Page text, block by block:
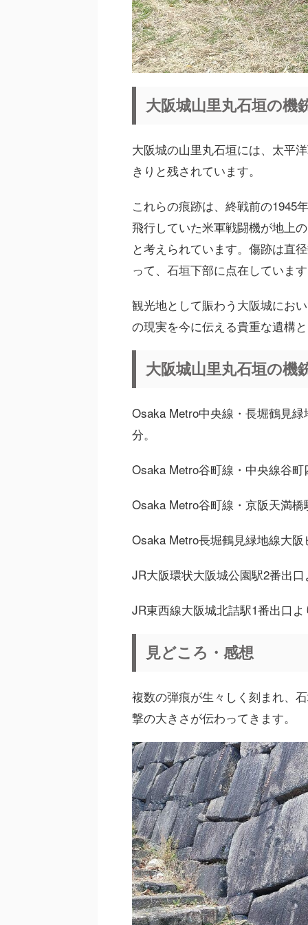
大阪城山里丸石垣の機
大阪城の山里丸石垣には、太平
きりと残されています。
これらの痕跡は、終戦前の1945
飛行していた米軍戦闘機が地上
と考えられています。傷跡は直
って、石垣下部に点在していま
観光地として賑わう大阪城にお
の現実を今に伝える貴重な遺構
大阪城山里丸石垣の機
Osaka Metro中央線・長堀鶴見
分。
Osaka Metro谷町線・中央線谷
Osaka Metro谷町線・京阪天満
Osaka Metro長堀鶴見緑地線大
JR大阪環状大阪城公園駅2番出
JR東西線大阪城北詰駅1番出口
見どころ・感想
複数の弾痕が生々しく刻まれ、
撃の大きさが伝わってきます。